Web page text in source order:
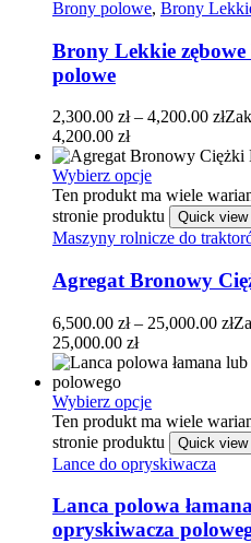
Brony polowe, Brony
Brony Lekkie
polowe
2,300.00 zł – 4,200.00 zł
4,200.00 zł
Wybierz opcje
Ten produkt ma wiele
stronie produktu
Quick view
Maszyny rolnicze do
Agregat Bronowy
6,500.00 zł – 25,000.00 zł
25,000.00 zł
Wybierz opcje
Ten produkt ma wiele
stronie produktu
Quick view
Lance do opryskiwacza
Lanca polowa
opryskiwacza